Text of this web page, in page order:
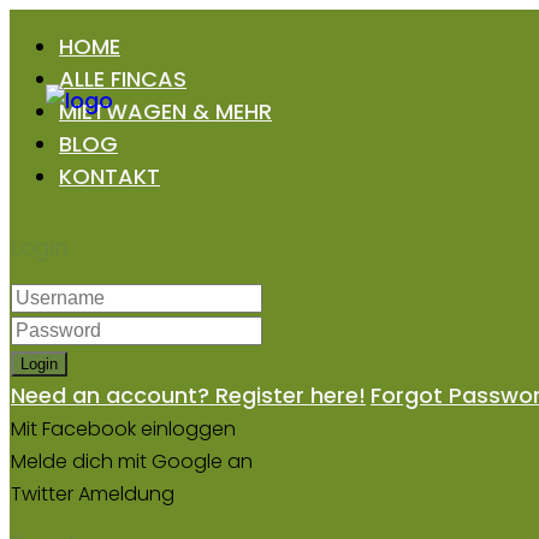
HOME
ALLE FINCAS
MIETWAGEN & MEHR
BLOG
KONTAKT
Login
Login
Need an account? Register here! Forgot
Mit Facebook einloggen
Melde dich mit Google an
Twitter Ameldung